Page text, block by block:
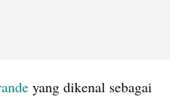
yang dikenal sebagai